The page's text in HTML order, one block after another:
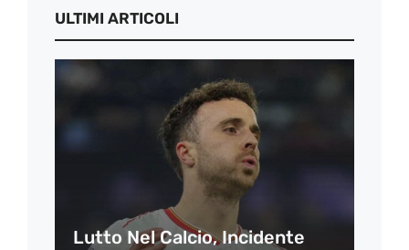
ULTIMI ARTICOLI
Lutto Nel Calcio, Incidente